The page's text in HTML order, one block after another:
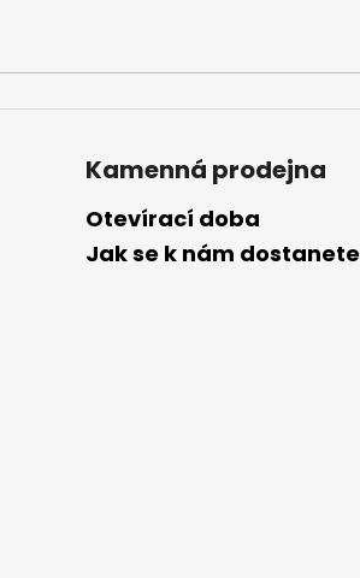
Kamenná prodejna
Otevírací doba
Jak se k nám dostanete